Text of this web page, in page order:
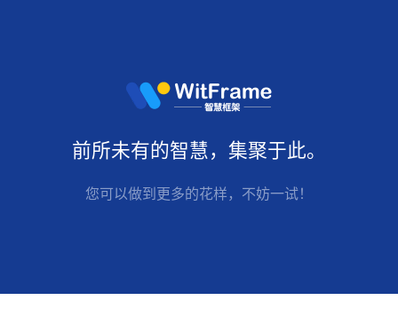
前所未有的智慧，集聚于此。
您可以做到更多的花样，不妨一试！